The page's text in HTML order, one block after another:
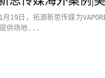
19日，拓源新思传媒为
提供场地...